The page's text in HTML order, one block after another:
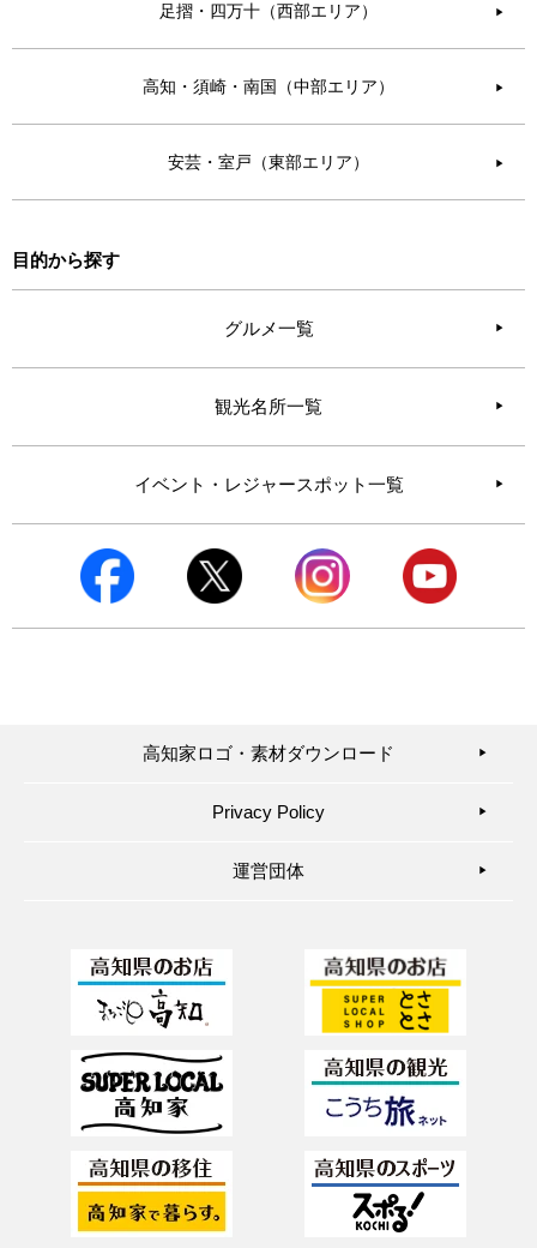
足摺・四万十（西部エリア） ▶︎
高知・須崎・南国（中部エリア） ▶︎
安芸・室戸（東部エリア） ▶︎
目的から探す
グルメ一覧
観光名所一覧
イベント・レジャースポット一覧
高知家ロゴ・素材ダウンロード ▶︎
Privacy Policy ▶︎
運営団体 ▶︎